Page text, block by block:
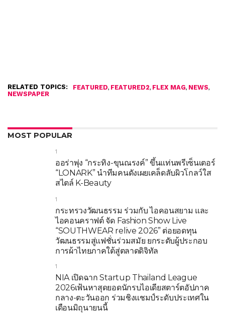
RELATED TOPICS: FEATURED, FEATURED2, FLEX MAG, NEWS,
NEWSPAPER
MOST POPULAR
1
ออร่าพุ่ง “กระทิง-ขุนณรงค์” ขึ้นแท่นพรีเซ็นเตอร์
“LONARK” นำทีมคนดังเผยเคล็ดลับผิวโกลว์ใส
สไตล์ K-Beauty
1
กระทรวงวัฒนธรรม ร่วมกับ ไอคอนสยาม และ
ไอคอนคราฟต์ จัด Fashion Show Live
“SOUTHWEAR relive 2026” ต่อยอดทุน
วัฒนธรรมสู่แฟชั่นร่วมสมัย ยกระดับผู้ประกอบ
การผ้าไทยภาคใต้สู่ตลาดดิจิทัล
1
NIA เปิดฉาก Startup Thailand League
2026เฟ้นหาสุดยอดนักรบไอเดียสตาร์ตอัปภาค
กลาง-ตะวันออก ร่วมชิงแชมป์ระดับประเทศใน
เดือนมิถุนายนนี้